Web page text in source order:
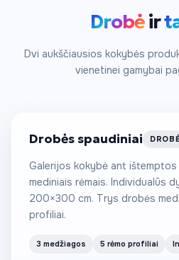
Drobėir
Dvi aukščiausios kokybės
vienetinei gamybai
Drobės spaudiniai
Galerijos kokybė ant
mediniais rėmais. Individualūs
200×300 cm. Trys drobės
profiliai.
3 medžiagos 5 rėmo profiliai